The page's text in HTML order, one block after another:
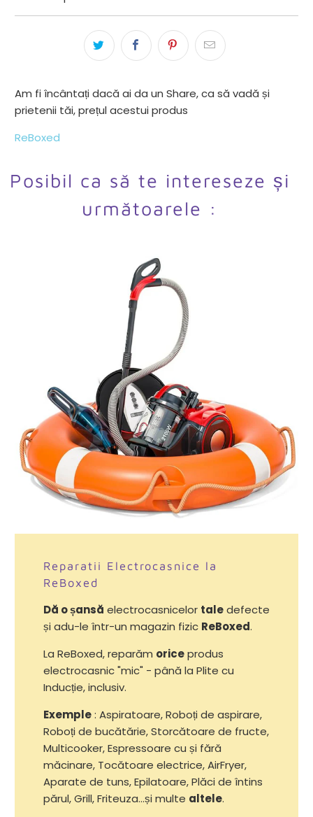
Am fi încântați dacă ai da un Share, ca să vadă și
prietenii tăi, prețul acestui produs
ReBoxed
Posibil ca să te intereseze și
următoarele :
Reparatii Electrocasnice la
ReBoxed
Dă o șansă electrocasnicelor taledefecte
și adu-le într-un magazin fizic ReBoxed.
La ReBoxed, reparăm oriceprodus
electrocasnic "mic" - până la Plite cu
Inducție, inclusiv.
Exemple: Aspiratoare, Roboți de aspirare,
Roboți de bucătărie, Storcătoare de fructe,
Multicooker, Espressoare cu și fără
măcinare, Tocătoare electrice, AirFryer,
Aparate de tuns, Epilatoare, Plăci de întins
părul, Grill, Friteuza...și multe altele.